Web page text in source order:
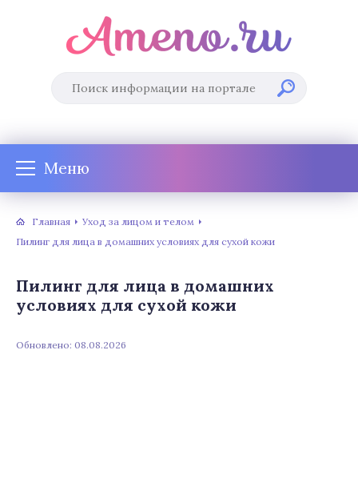
Меню
Главная
Уход за лицом и телом
Пилинг для лица в домашних условиях для сухой кожи
Пилинг для лица в домашних
условиях для сухой кожи
Обновлено: 08.08.2026